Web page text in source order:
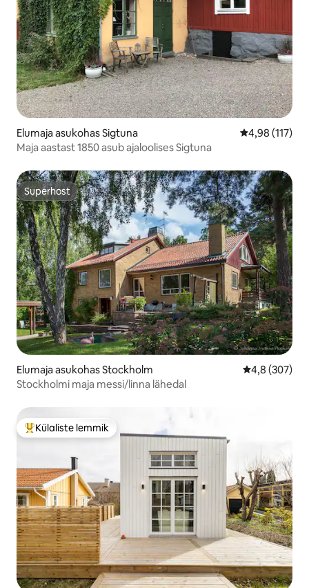
Elumaja asukohas Sigtuna Keskmine
4,98 (117)
Maja aastast 1850 asub ajaloolises Sigtuna
Superhost
Superhost
Elumaja asukohas Stockholm Keskmine
4,8 (307)
Stockholmi maja messi/linna lähedal
Külaliste suur lemmik
Külaliste lemmik